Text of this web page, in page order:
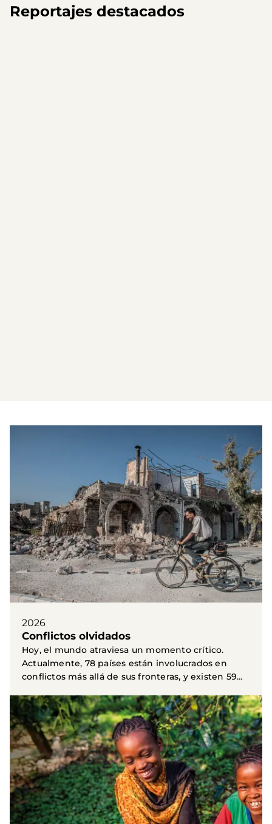
Reportajes destacados
2026
Conflictos olvidados
Hoy, el mundo atraviesa un momento crítico.
Actualmente, 78 países están involucrados en
conflictos más allá de sus fronteras, y existen 59